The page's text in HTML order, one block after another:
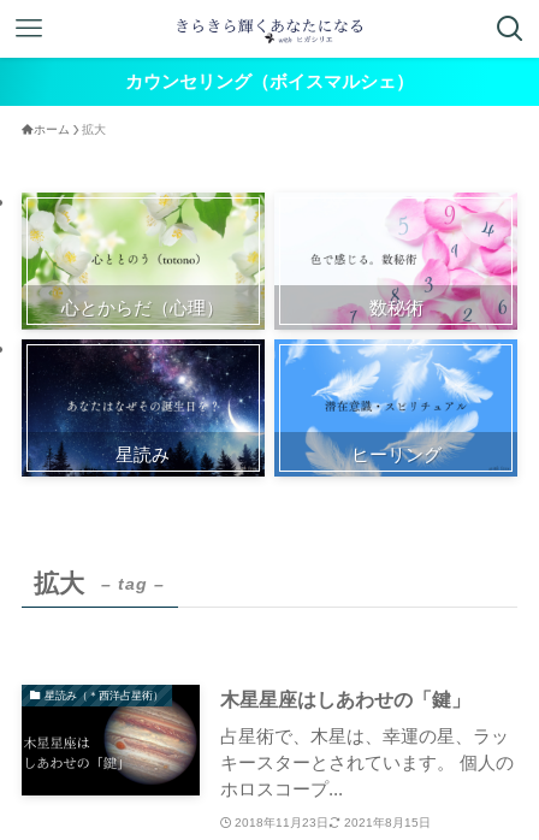
カウンセリング（ボイスマルシェ）
ホーム 拡大
心とからだ（心理） 数秘術
星読み ヒーリング
拡大 – tag –
星読み（＊西洋占星術） 木星星座はしあわせの「鍵」
占星術で、木星は、幸運の星、ラッ
キースターとされています。 個人の
ホロスコープ...
2018年11月23日 2021年8月15日